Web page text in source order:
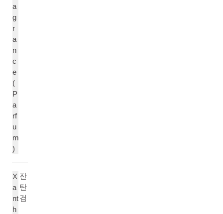
a
g
r
a
n
c
e
(
P
a
rf
u
m
)
X
a
nt
h
잔
탄
검